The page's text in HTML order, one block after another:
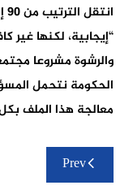
“إيجابية، لكنها غير
والرشوة مشروعا
الحكومة نتحمل
معالجة هذا الملف
تصفّح
المقالاتPrev